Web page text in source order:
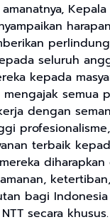
seluruh
kepada
mengajak semua
dengan
terbaik
bagi Indonesia
secara khusus.